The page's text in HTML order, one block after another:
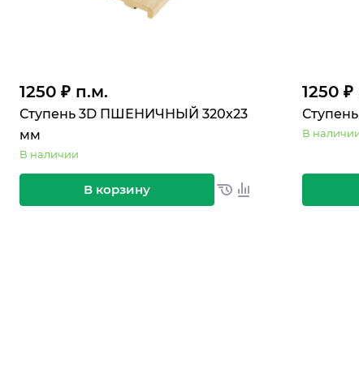
1250 ₽ п.м.
Ступень 3D ПШЕНИЧНЫЙ 320х23
мм
В наличии
В корзину
1250
В